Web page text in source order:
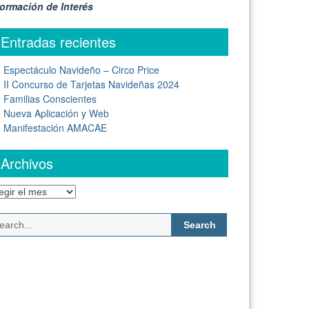
de Interés
Entradas recientes
Espectáculo Navideño – Circo Price
II Concurso de Tarjetas Navideñas 2024
Familias Conscientes
Nueva Aplicación y Web
Manifestación AMACAE
Archivos